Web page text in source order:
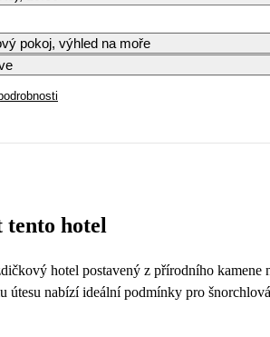
pokoj, výhled na moře
hotel
hotel postavený z přírodního
útesu nabízí ideální podmínky pro